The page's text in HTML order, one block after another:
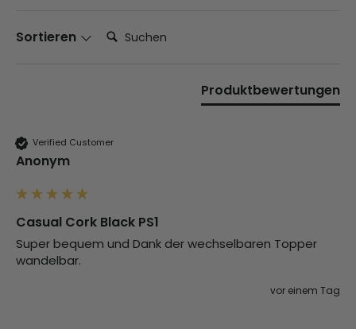
Sortieren Suchen:
Produktbewertungen
Verified Customer
Anonym
Casual Cork Black PS1
Super bequem und Dank der wechselbaren Topper
wandelbar.
vor einem Tag